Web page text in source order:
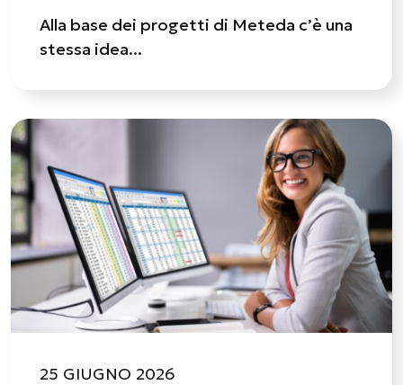
Alla base dei progetti di Meteda c’è una
stessa idea...
25 GIUGNO 2026